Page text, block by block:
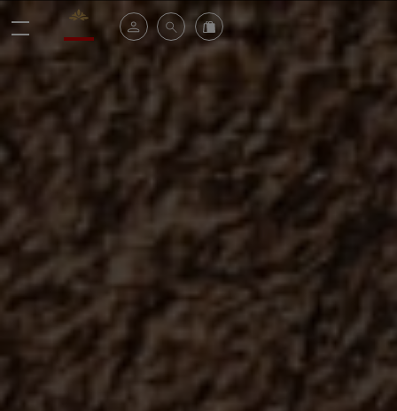
Valrhona - Imaginons le meilleur du chocolat
Espace clientRechercheCommandez en ligne